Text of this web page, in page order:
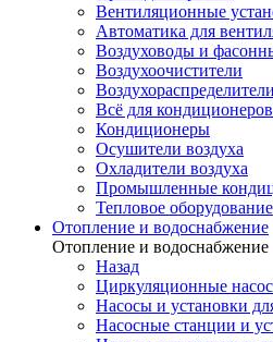
Вентиляционные
Автоматика для
Воздуховоды и
Воздухоочистители
Воздухораспределители
Всё для
Кондиционеры
Осушители воздуха
Охладители воздуха
Промышленные
Тепловое оборудование
Отопление и водоснабжение
Отопление и водоснабжение
Назад
Циркуляционные
Насосы и установки
Насосные станции и